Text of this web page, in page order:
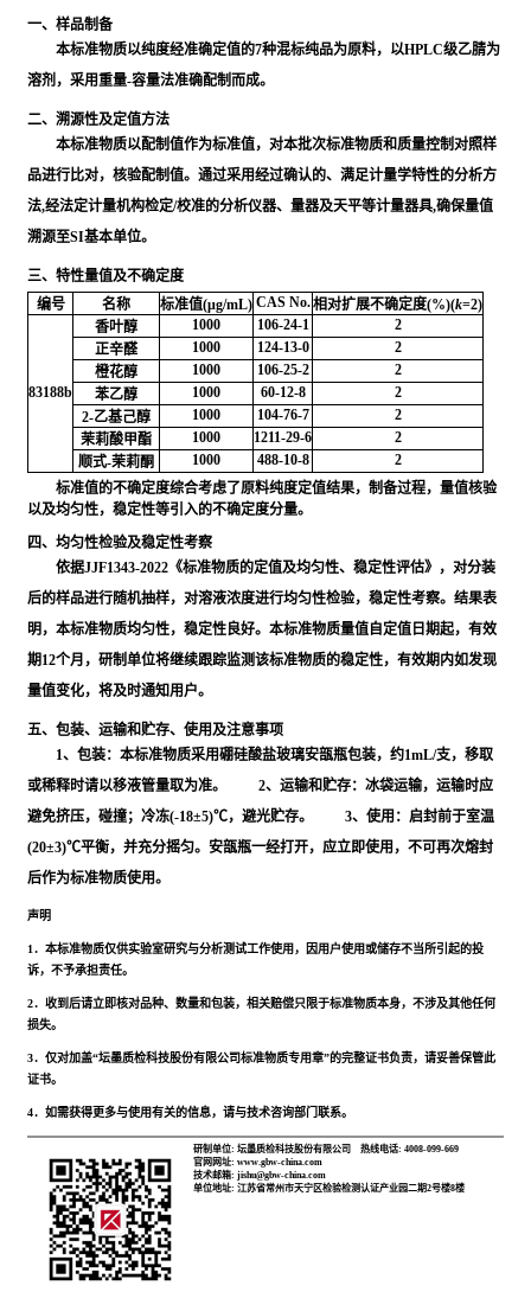
一、样品制备
本标准物质以纯度经准确定值的7种混标纯品为原料，以HPLC级乙腈为
溶剂，采用重量-容量法准确配制而成。
二、溯源性及定值方法
本标准物质以配制值作为标准值，对本批次标准物质和质量控制对照样
品进行比对，核验配制值。通过采用经过确认的、满足计量学特性的分析方
法,经法定计量机构检定/校准的分析仪器、量器及天平等计量器具,确保量值
溯源至SI基本单位。
三、特性量值及不确定度
编号
名称 标准值(μg/mL) CAS No.相对扩展不确定度(%)(k=2)
83188b
香叶醇 1000 106-24-1
2
正辛醛
1000 124-13-0
2
橙花醇
1000 106-25-2
2
苯乙醇
1000 60-12-8
2
2-乙基己醇
1000 104-76-7
2
茉莉酸甲酯
1000 1211-29-6
2
顺式-茉莉酮
1000 488-10-8
2
标准值的不确定度综合考虑了原料纯度定值结果，制备过程，量值核验
以及均匀性，稳定性等引入的不确定度分量。
四、均匀性检验及稳定性考察
依据JJF1343-2022《标准物质的定值及均匀性、稳定性评估》，对分装
后的样品进行随机抽样，对溶液浓度进行均匀性检验，稳定性考察。结果表
明，本标准物质均匀性，稳定性良好。本标准物质量值自定值日期起，有效
期12个月，研制单位将继续跟踪监测该标准物质的稳定性，有效期内如发现
量值变化，将及时通知用户。
五、包装、运输和贮存、使用及注意事项
1、包装：本标准物质采用硼硅酸盐玻璃安瓿瓶包装，约1mL/支，移取
或稀释时请以移液管量取为准。 2、运输和贮存：冰袋运输，运输时应
避免挤压，碰撞；冷冻(-18±5)℃，避光贮存。 3、使用：启封前于室温
(20±3)℃平衡，并充分摇匀。安瓿瓶一经打开，应立即使用，不可再次熔封
后作为标准物质使用。
声明
1．本标准物质仅供实验室研究与分析测试工作使用，因用户使用或储存不当所引起的投
诉，不予承担责任。
2．收到后请立即核对品种、数量和包装，相关赔偿只限于标准物质本身，不涉及其他任何
损失。
3．仅对加盖“坛墨质检科技股份有限公司标准物质专用章”的完整证书负责，请妥善保管此
证书。
4．如需获得更多与使用有关的信息，请与技术咨询部门联系。
研制单位: 坛墨质检科技股份有限公司
热线电话: 4008-099-669
官网网址: www.gbw-china.com
技术邮箱: jishu@gbw-china.com
单位地址: 江苏省常州市天宁区检验检测认证产业园二期2号楼8楼